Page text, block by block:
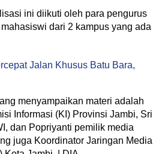
ini diikuti oleh para pengurus
dari 2 kampus yang ada
Jalan Khusus Batu Bara,
menyampaikan materi adalah
Informasi (KI) Provinsi Jambi, Sri
dan Popriyanti pemilik media
juga Koordinator Jaringan Media